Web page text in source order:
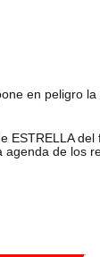
en peligro
ESTRELLA
agenda de los